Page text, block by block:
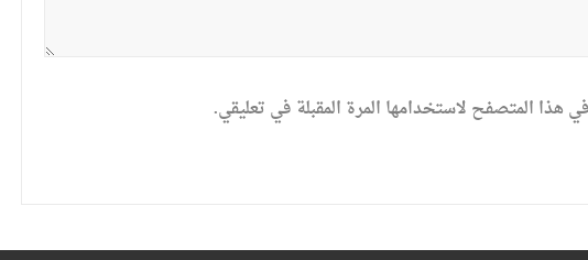
هذا المتصفح لاستخدامها المرة المقبلة في تعليقي.